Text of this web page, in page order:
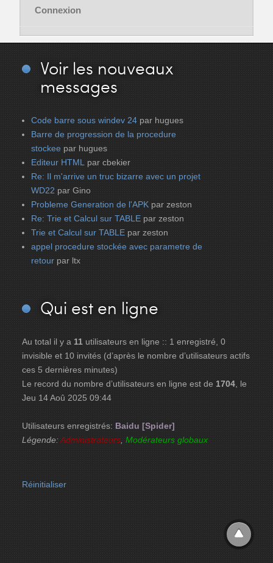
Connexion
Voir les nouveaux
messages
Code barre sous windev 24 par hugues
Barre de progression de la procedure
stockee par hugues
Editeur HTML par cbekier
Re: Il m'arrive un truc bizarre avec un projet
WD22 par Gino
Probleme Generation de l'APK par zeston
Re: Trie et Calcul sur TABLE par zeston
Trie et Calcul sur TABLE par zeston
appel procedure stockée avec parametre de
retour par ltx
Qui est en ligne
Au total il y a 11 utilisateurs en ligne :: 1 enregistré, 0
invisible et 10 invités (d’après le nombre d’utilisateurs actifs
ces 5 dernières minutes)
Le record du nombre d’utilisateurs en ligne est de 1704 , le
Jeu 14 Aoû 2025 09:44
Utilisateurs enregistrés: Baidu [Spider]
Légende:Administrateurs ,Modérateurs globaux
Réinitialiser